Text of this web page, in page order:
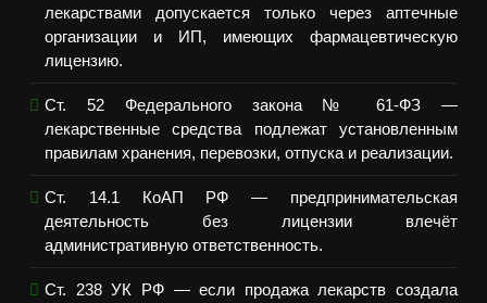
лекарствами допускается только через аптечные
организации и ИП, имеющих фармацевтическую
лицензию.
Ст. 52 Федерального закона № 61-ФЗ —
лекарственные средства подлежат установленным
правилам хранения, перевозки, отпуска и реализации.
Ст. 14.1 КоАП РФ — предпринимательская
деятельность без лицензии влечёт
административную ответственность.
Ст. 238 УК РФ — если продажа лекарств создала